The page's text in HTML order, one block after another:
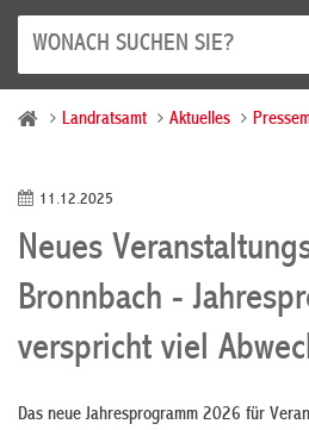
Landratsamt Aktuelles
11.12.2025
Neues
Bronnbach -
verspricht viel
Das neue Jahresprogramm 2026 für